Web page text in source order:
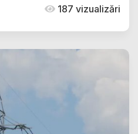
187 vizualizări